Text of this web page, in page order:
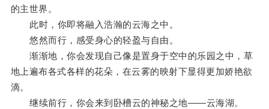
的主世界。
此时，你即将融入浩瀚的云海之中。
悠然而行，感受身心的轻盈与自由。
渐渐地，你会发现自己像是置身于空中的乐园之中，草
地上遍布各式各样的花朵，在云雾的映射下显得更加娇艳欲
滴。
继续前行，你会来到卧槽云的神秘之地——云海湖。